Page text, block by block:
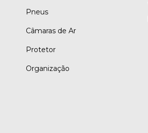
Pneus
Câmaras de Ar
Protetor
Organização